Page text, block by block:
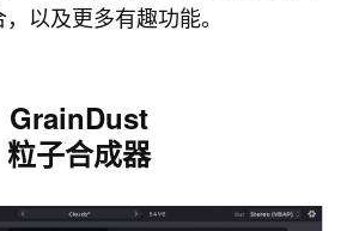
以及更多有趣功能。
GrainDust
粒子合成器